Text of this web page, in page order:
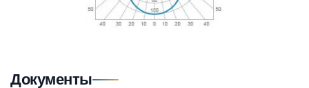
Документы